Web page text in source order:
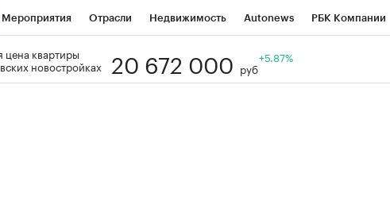
Мероприятия Отрасли Недвижимость Autonews РБК Компании
Визионеры
цена квартиры
новостройках
20 672 000 руб
+5.87%